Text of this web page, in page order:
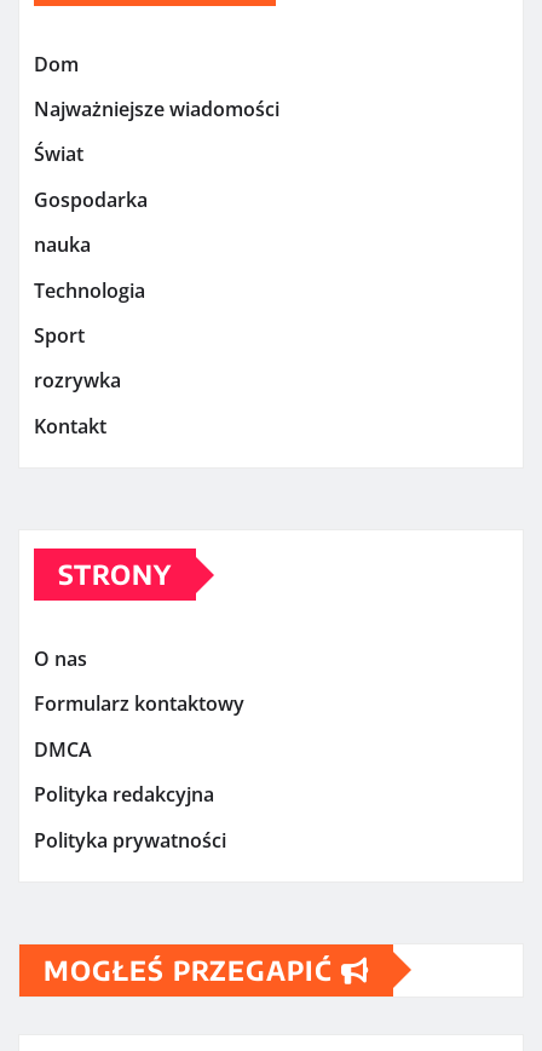
Dom
Najważniejsze wiadomości
Świat
Gospodarka
nauka
Technologia
Sport
rozrywka
Kontakt
STRONY
O nas
Formularz kontaktowy
DMCA
Polityka redakcyjna
Polityka prywatności
MOGŁEŚ PRZEGAPIĆ